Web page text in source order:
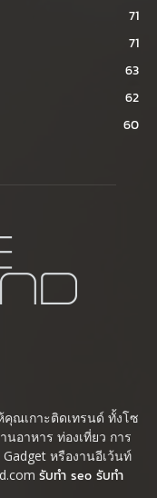
71
71
63
62
60
ณเกาะติดเทรนด์ ทั้งโซ
อาหาร ท่องเที่ยว การ
หรืองานอีเว้นท์
รับทำ seo รับทำ